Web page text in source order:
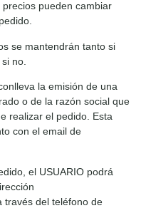
pueden cambiar
se mantendrán tanto si
no.
la emisión de una
o de la razón social que
realizar el pedido. Esta
con el email de
el USUARIO podrá
través del teléfono de